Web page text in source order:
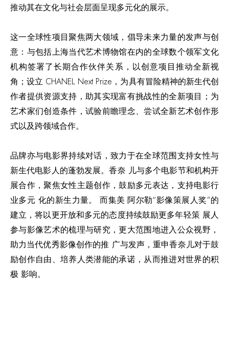
推动其在文化与社会层面呈现多元化的展示。
这一全球性项目聚焦两大领域，倡导未来力量的发声与创
意：与包括上海当代艺术博物馆在内的全球数个领军文化
机构签署了长期合作伙伴关系，以创意项目推动全新视
角；设立 CHANEL Next Prize，为具有冒险精神的新生代创
作者提供资源支持，助其实现富有挑战性的全新项目；为
艺术家们创造条件，试验前瞻理念、尝试全新艺术创作形
式以及跨领域合作。
品牌亦与电影界持续对话，致力于在全球范围支持女性与
新生代电影人的蓬勃发展。香奈 儿与多个电影节和机构开
展合作，聚焦女性主题创作，鼓励多元表达，支持电影行
业多元 化的新生力量。 而集美·阿尔勒“影像策展人奖”的
建立，将以更开放和多元的态度持续鼓励更多年轻策 展人
参与影像艺术的梳理与研究，更大范围地进入公众视野，
助力当代优秀影像创作的推 广与发声，重申香奈儿对于鼓
励创作自由、培养人类潜能的承诺，从而推进对世界的积
极 影响。